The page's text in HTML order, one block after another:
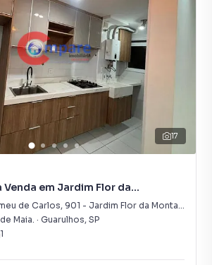
17
em Jardim Flor da
de Carlos, 901 - Jardim Flor da Montanha
Maia. · Guarulhos, SP
1